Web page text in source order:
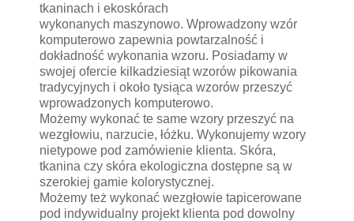
tkaninach i ekoskórach
wykonanych maszynowo. Wprowadzony wzór
komputerowo zapewnia powtarzalność i
dokładność wykonania wzoru. Posiadamy w
swojej ofercie kilkadziesiąt wzorów pikowania
tradycyjnych i około tysiąca wzorów przeszyć
wprowadzonych komputerowo.
Możemy wykonać te same wzory przeszyć na
wezgłowiu, narzucie, łóżku. Wykonujemy wzory
nietypowe pod zamówienie klienta. Skóra,
tkanina czy skóra ekologiczna dostępne są w
szerokiej gamie kolorystycznej.
Możemy też wykonać wezgłowie tapicerowane
pod indywidualny projekt klienta pod dowolny